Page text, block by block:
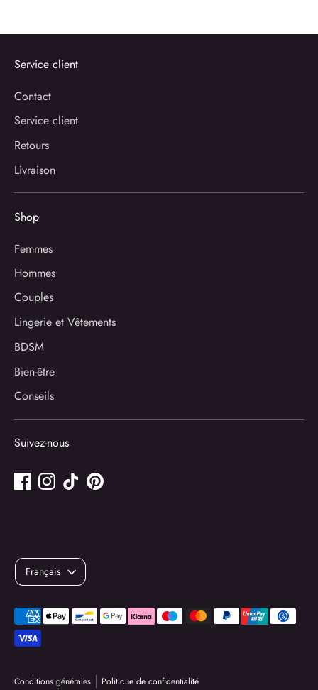
Service client
Contact
Service client
Retours
Livraison
Shop
Femmes
Hommes
Couples
Lingerie et Vêtements
BDSM
Bien-être
Conseils
Suivez-nous
Conditions générales Politique de confidentialité
LangueFrançais
Méthodes
de
paiement